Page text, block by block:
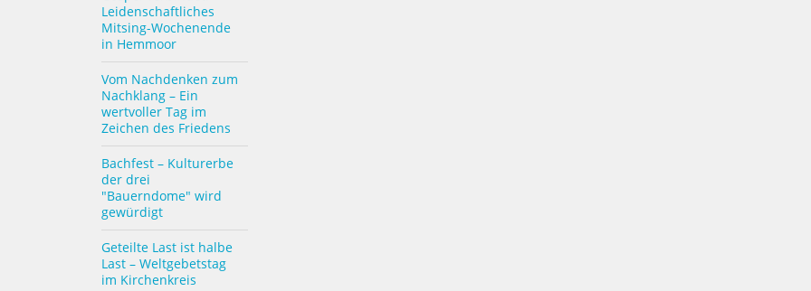
Leidenschaftliches
Mitsing-Wochenende
in Hemmoor
Vom Nachdenken zum
Nachklang – Ein
wertvoller Tag im
Zeichen des Friedens
Bachfest – Kulturerbe
der drei
"Bauerndome" wird
gewürdigt
Geteilte Last ist halbe
Last – Weltgebetstag
im Kirchenkreis